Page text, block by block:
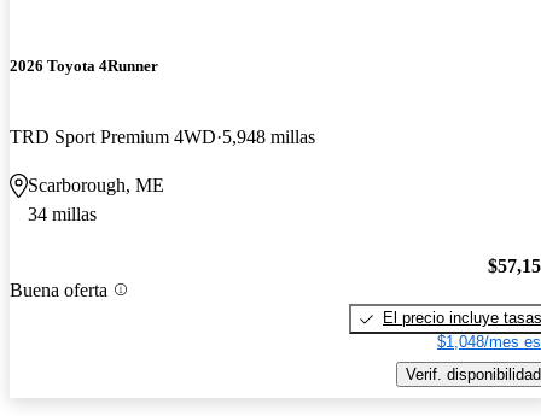
2026 Toyota 4Runner
TRD Sport Premium 4WD 5,948 millas
Scarborough, ME
34 millas
Buena oferta
El precio incluye tasas
$1,048/mes
Verif. disponibilidad